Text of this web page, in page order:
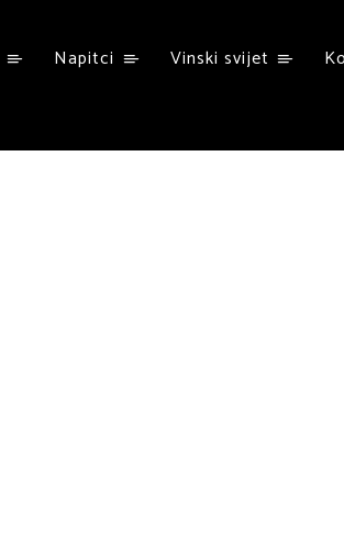
Napitci Vinski svijet